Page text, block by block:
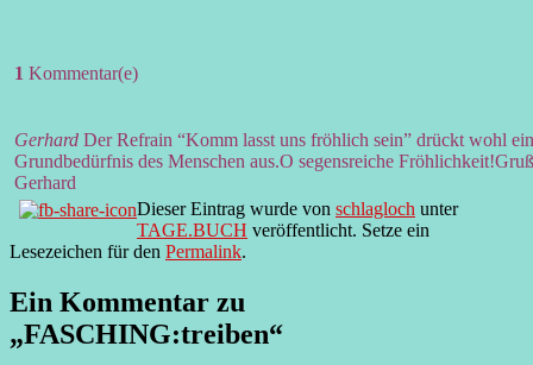
1 Kommentar(e)
Gerhard Der Refrain “Komm lasst uns fröhlich sein” drückt wohl ein
Grundbedürfnis des Menschen aus.O segensreiche Fröhlichkeit!Gruß
Gerhard
Dieser Eintrag wurde von schlagloch unter
TAGE.BUCH veröffentlicht. Setze ein
Lesezeichen für den Permalink.
Ein Kommentar zu
„FASCHING:treiben“